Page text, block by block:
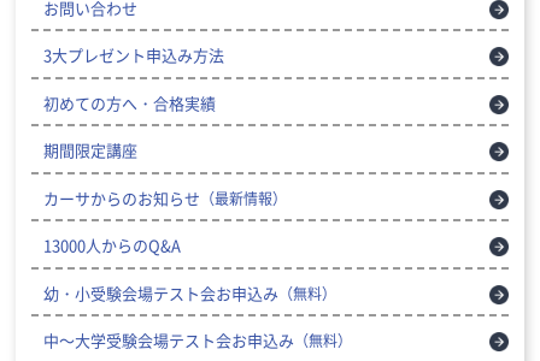
お問い合わせ
3大プレゼント申込み方法
初めての方へ・合格実績
期間限定講座
カーサからのお知らせ （最新情報）
13000人からのQ&A
幼・小受験会場テスト会お申込み （無料）
中～大学受験会場テスト会お申込み （無料）